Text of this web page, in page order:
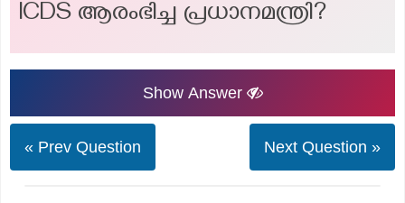
ICDS ആരംഭിച്ച പ്രധാനമന്ത്രി?
Show Answer
« Prev Question Next Question »